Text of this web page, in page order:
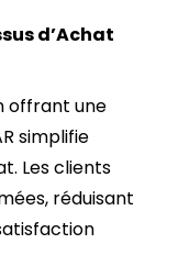
d’Achat
offrant une
simplifie
Les clients
réduisant